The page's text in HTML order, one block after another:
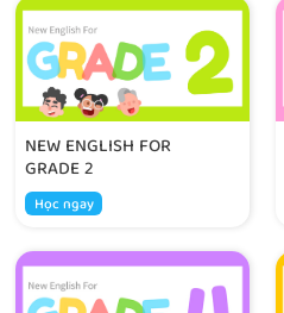
NEW ENGLISH FOR
GRADE 2
Học ngay